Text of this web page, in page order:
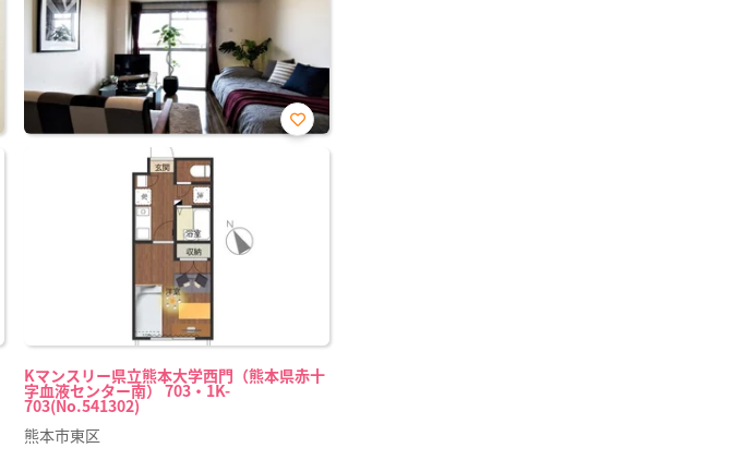
Kマンスリー県立熊本大学西門（熊本県赤十
字血液センター南） 703・1K-
703(No.541302)
お気
熊本市東区